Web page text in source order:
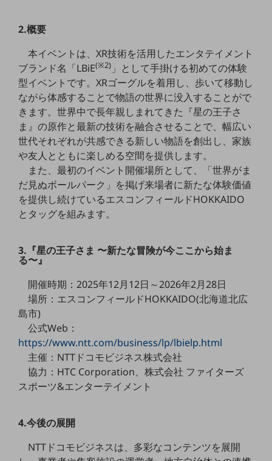
自動化・省電化
人材不足解消
業種・業態で探す
業種・業態で探すTOP
自治体
一次産業
医療・介護
モビリティ
小売業
モバイルTOP
法人向けスマホ・携帯に関する、
おすすめの機種、料金やサービスをご紹介
製品TOP
ビジネス向けスマートフォン
タフネススマートフォン
2.概要
本イベントは、XR技術を活用したエンタテイメント
ブランド名「LBiE(※2) 」として手掛ける初めての体験
型イベントです。XRゴーグルを着用し、歩いて移動し
ながら体感することで物語の世界に没入することがで
きます。世界中で長年親しまれてきた『星の王子さ
ま』の原作と最新の技術を融合させることで、幅広い
世代それぞれが共感できる新しい物語を創出し、家族
や友人とともに楽しめる空間を提供します。
また、最初のイベント開催場所として、「世界がま
だ見ぬボールパーク」を掲げ来場者に新たな体験価値
を提供し続けているエスコンフィールドHOKKAIDO
とタッグを組みます。
3.『星の王子さま 〜新たな冒険が今ここから始ま
る〜』
開催時期：2025年12月12日～2026年2月28日
場所：エスコンフィールドHOKKAIDO(北海道北広
島市)
公式Web：
https://www.ntt.com/business/lp/lbielp.html
主催：NTTドコモビジネス株式会社
協力：HTC Corporation、株式会社 ファイターズ
スポーツ&エンターテイメント
4.今後の展開
NTTドコモビジネスは、多彩なコンテンツを展開